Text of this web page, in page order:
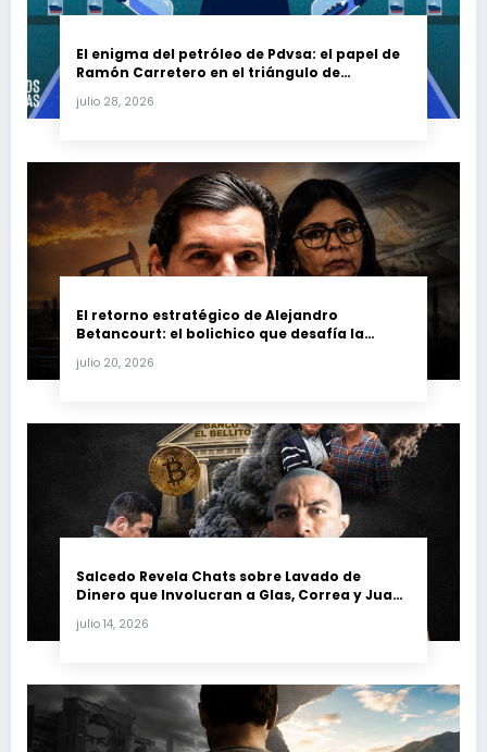
El enigma del petróleo de Pdvsa: el papel de
Ramón Carretero en el triángulo de
julio 28, 2026
El retorno estratégico de Alejandro
Betancourt: el bolichico que desafía la
petrolera venezolana
julio 20, 2026
Salcedo Revela Chats sobre Lavado de
Dinero que Involucran a Glas, Correa y Juan
julio 14, 2026